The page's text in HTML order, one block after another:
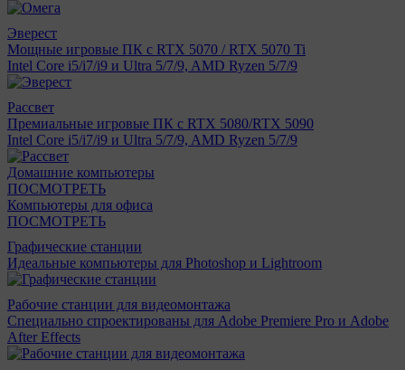
Эверест
Мощные игровые ПК с RTX 5070 / RTX 5070 Ti
Intel Core i5/i7/i9 и Ultra 5/7/9, AMD Ryzen 5/7/9
Рассвет
Премиальные игровые ПК с RTX 5080/RTX 5090
Intel Core i5/i7/i9 и Ultra 5/7/9, AMD Ryzen 5/7/9
Домашние компьютеры
ПОСМОТРЕТЬ
Компьютеры для офиса
ПОСМОТРЕТЬ
Графические станции
Идеальные компьютеры для Photoshop и Lightroom
Рабочие станции для видеомонтажа
Специально спроектированы для Adobe Premiere Pro и Adobe
After Effects